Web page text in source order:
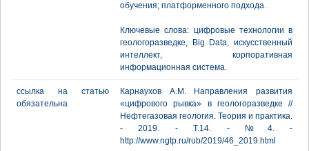
обучения; платформенного подхода.
Ключевые слова: цифровые технологии в
геологоразведке, Big Data, искусственный
интеллект, корпоративная
информационная система.
ссылка на статью
обязательна
Карнаухов А.М. Направления развития
«цифрового рывка» в геологоразведке //
Нефтегазовая геология. Теория и практика.
- 2019. - Т.14. - №4. -
http://www.ngtp.ru/rub/2019/46_2019.html